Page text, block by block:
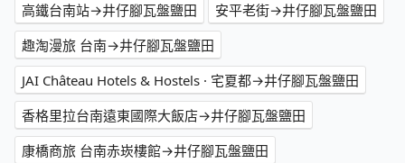
高鐵台南站→井仔腳瓦盤鹽田
安平老街→井仔腳瓦盤鹽田
趣淘漫旅 台南→井仔腳瓦盤鹽田
JAI Château Hotels & Hostels · 宅夏都→井仔腳瓦盤鹽田
香格里拉台南遠東國際大飯店→井仔腳瓦盤鹽田
康橋商旅 台南赤崁樓館→井仔腳瓦盤鹽田